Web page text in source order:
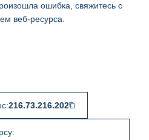
ошибка, свяжитесь с
веб-ресурса.
216.73.216.202